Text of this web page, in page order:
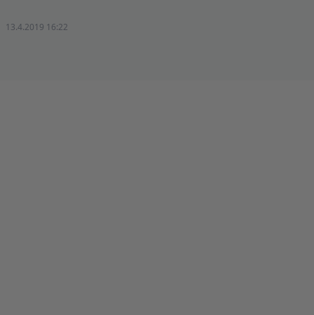
13.4.2019 16:22